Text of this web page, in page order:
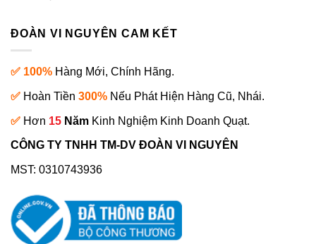
ĐOÀN VI NGUYÊN CAM KẾT
✅ 100% Hàng Mới, Chính Hãng.
✅ Hoàn Tiền 300% Nếu Phát Hiện Hàng Cũ, Nhái.
✅ Hơn 15 Năm Kinh Nghiệm Kinh Doanh Quạt.
CÔNG TY TNHH TM-DV ĐOÀN VI NGUYÊN
MST: 0310743936